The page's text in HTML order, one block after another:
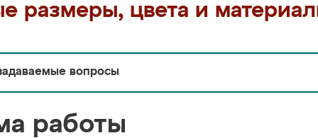
размеры, цвета и
вопросы
работы